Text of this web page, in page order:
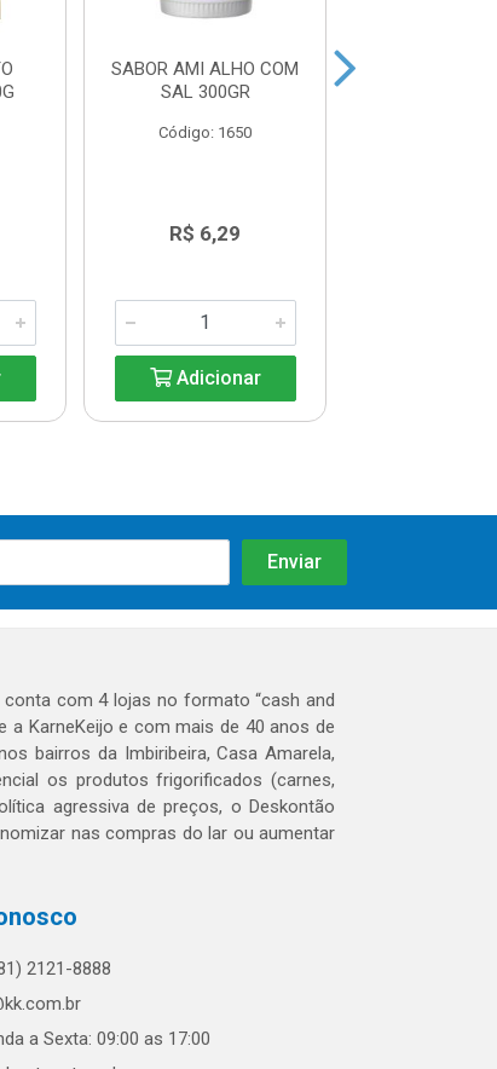
SABOR AMI ALHO COM
SAL 300GR
Código: 1650
R$ 6,29
Adicionar
com 4 lojas no formato “cash and
a KarneKeijo e com mais de 40 anos de
bairros da Imbiribeira, Casa Amarela,
os produtos frigorificados (carnes,
agressiva de preços, o Deskontão
nas compras do lar ou aumentar
2121-8888
a Sexta: 09:00 as 17:00